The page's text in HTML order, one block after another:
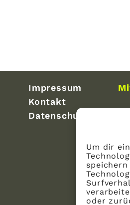
Um dir
oder
Impressum
Kontakt
Datenschutz